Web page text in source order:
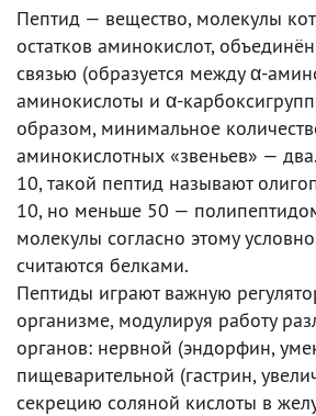
Пептид — вещество, молекулы
остатков аминокислот,
связью (образуется между α-
аминокислоты и α-
образом, минимальное
аминокислотных «звеньев» —
10, такой пептид называют
10, но меньше 50 —
молекулы согласно этому
считаются белками.
Пептиды играют важную
организме, модулируя работу
органов: нервной (эндорфин,
пищеварительной (гастрин,
секрецию соляной кислоты в